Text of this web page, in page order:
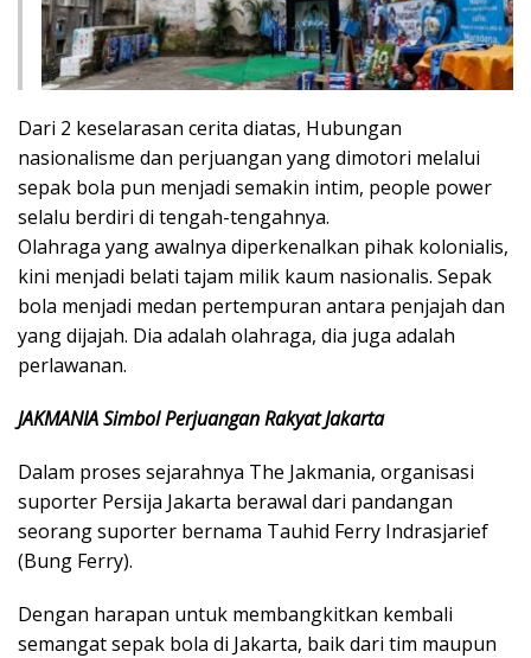
Dari 2 keselarasan cerita diatas, Hubungan
nasionalisme dan perjuangan yang dimotori melalui
sepak bola pun menjadi semakin intim, people power
selalu berdiri di tengah-tengahnya.
Olahraga yang awalnya diperkenalkan pihak kolonialis,
kini menjadi belati tajam milik kaum nasionalis. Sepak
bola menjadi medan pertempuran antara penjajah dan
yang dijajah. Dia adalah olahraga, dia juga adalah
perlawanan.
JAKMANIA Simbol Perjuangan Rakyat Jakarta
Dalam proses sejarahnya The Jakmania, organisasi
suporter Persija Jakarta berawal dari pandangan
seorang suporter bernama Tauhid Ferry Indrasjarief
(Bung Ferry).
Dengan harapan untuk membangkitkan kembali
semangat sepak bola di Jakarta, baik dari tim maupun